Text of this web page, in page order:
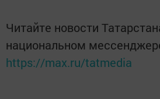
Читайте новости
национальном
https://max.ru/tatmedia